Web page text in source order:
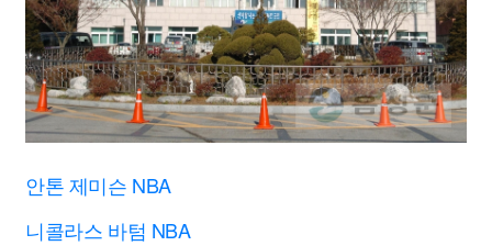
안톤 제미슨 NBA
니콜라스 바텀 NBA